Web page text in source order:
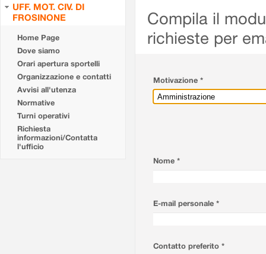
UFF. MOT. CIV. DI
FROSINONE
Home Page
Dove siamo
Orari apertura sportelli
Organizzazione e contatti
Avvisi all'utenza
Normative
Turni operativi
Richiesta
informazioni/Contatta
l'ufficio
Compila il
richieste per
Motivazione *
Nome *
E-mail personale *
Contatto preferito *